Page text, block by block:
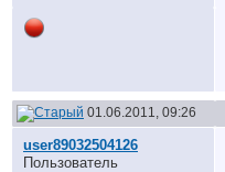
01.06.2011, 09:26
user89032504126
Пользователь